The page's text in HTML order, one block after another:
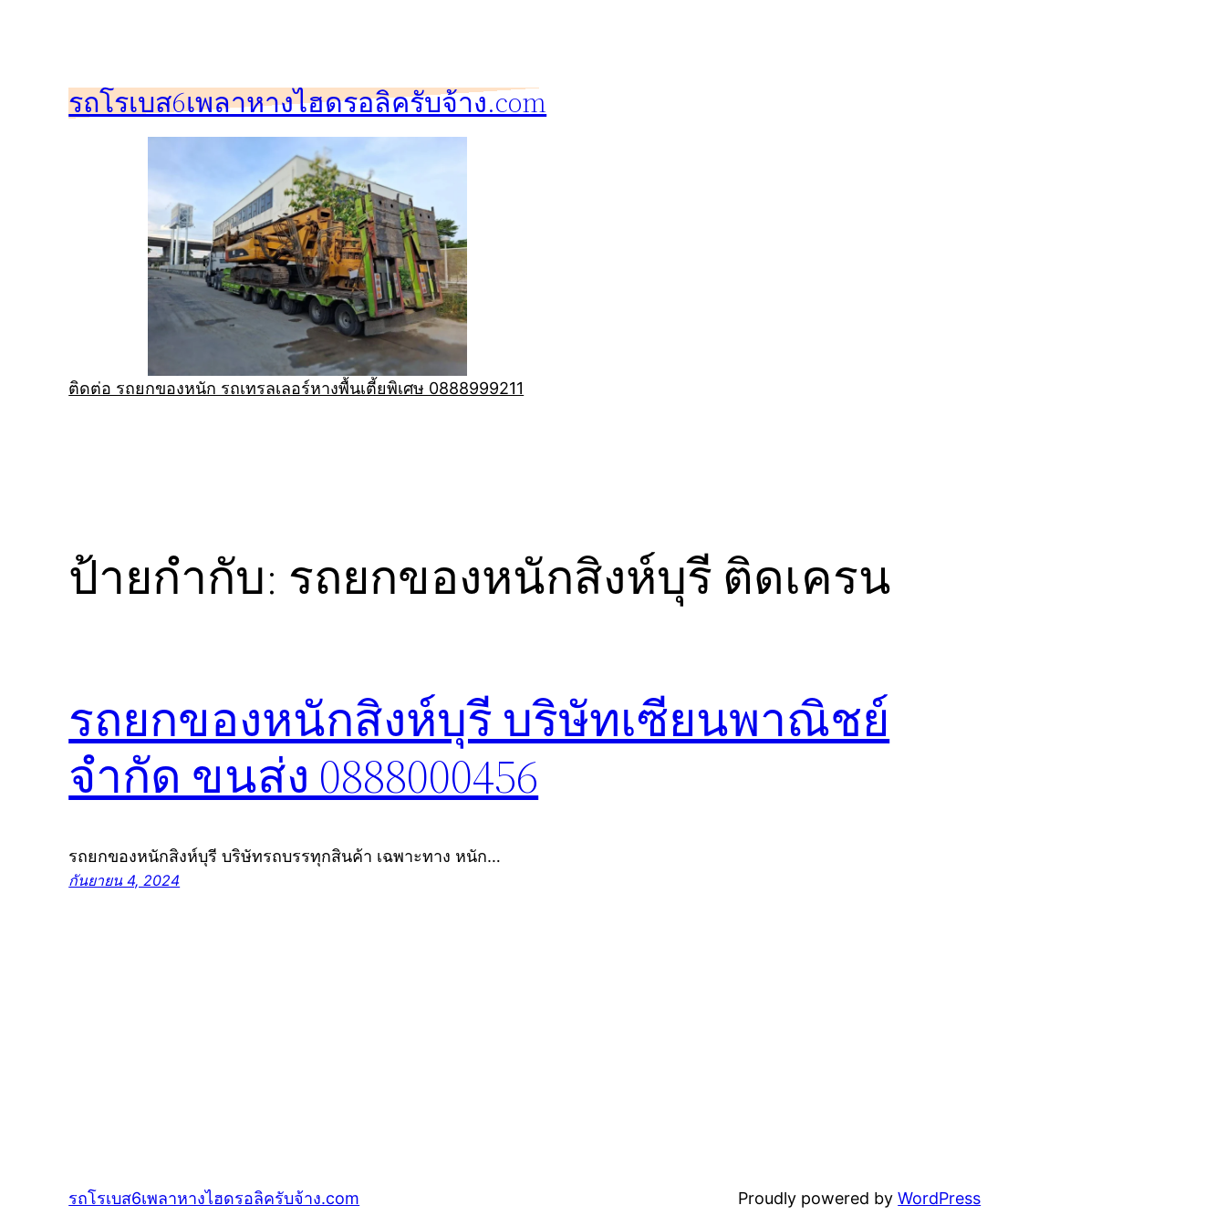
รถโรเบส6เพลาหางไฮดรอลิครับจ้าง.com
ติดต่อ รถยกของหนัก รถเทรลเลอร์หางพื้นเตี้ยพิเศษ 0888999211
ป้ายกำกับ: รถยกของหนักสิงห์บุรี ติดเครน
รถยกของหนักสิงห์บุรี บริษัทเซียนพาณิชย์
จำกัด ขนส่ง 0888000456
รถยกของหนักสิงห์บุรี บริษัทรถบรรทุกสินค้า เฉพาะทาง หนัก…
กันยายน 4, 2024
รถโรเบส6เพลาหางไฮดรอลิครับจ้าง.com Proudly powered byWordPress